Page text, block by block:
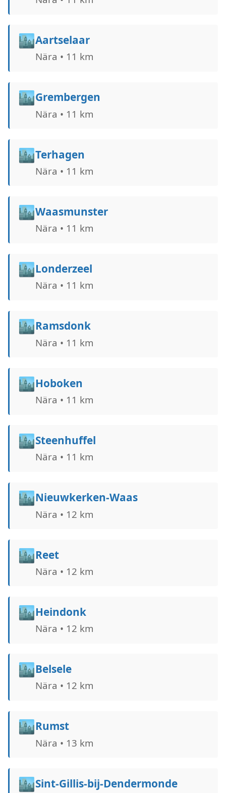
🏙️Aartselaar
Nära • 11 km
🏙️Grembergen
Nära • 11 km
🏙️Terhagen
Nära • 11 km
🏙️Waasmunster
Nära • 11 km
🏙️Londerzeel
Nära • 11 km
🏙️Ramsdonk
Nära • 11 km
🏙️Hoboken
Nära • 11 km
🏙️Steenhuffel
Nära • 11 km
🏙️Nieuwkerken-Waas
Nära • 12 km
🏙️Reet
Nära • 12 km
🏙️Heindonk
Nära • 12 km
🏙️Belsele
Nära • 12 km
🏙️Rumst
Nära • 13 km
🏙️Sint-Gillis-bij-Dendermonde